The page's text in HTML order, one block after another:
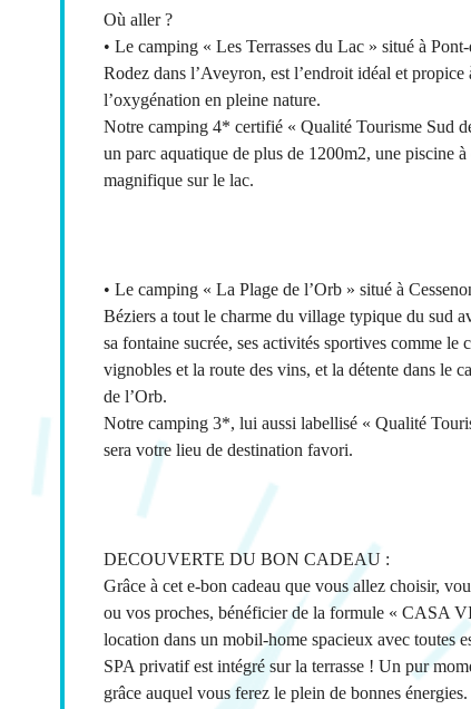
Où aller ?
• Le camping « Les Terrasses du Lac » situé à
Rodez dans l’Aveyron, est l’endroit idéal et propice
l’oxygénation en pleine nature.
Notre camping 4* certifié « Qualité Tourisme Sud
un parc aquatique de plus de 1200m2, une piscine à
magnifique sur le lac.
• Le camping « La Plage de l’Orb » situé à
Béziers a tout le charme du village typique du sud
sa fontaine sucrée, ses activités sportives comme le
vignobles et la route des vins, et la détente dans le
de l’Orb.
Notre camping 3*, lui aussi labellisé « Qualité
sera votre lieu de destination favori.
DECOUVERTE DU BON CADEAU :
Grâce à cet e-bon cadeau que vous allez choisir,
ou vos proches, bénéficier de la formule « CASA
location dans un mobil-home spacieux avec toutes
SPA privatif est intégré sur la terrasse ! Un pur
grâce auquel vous ferez le plein de bonnes énergies.